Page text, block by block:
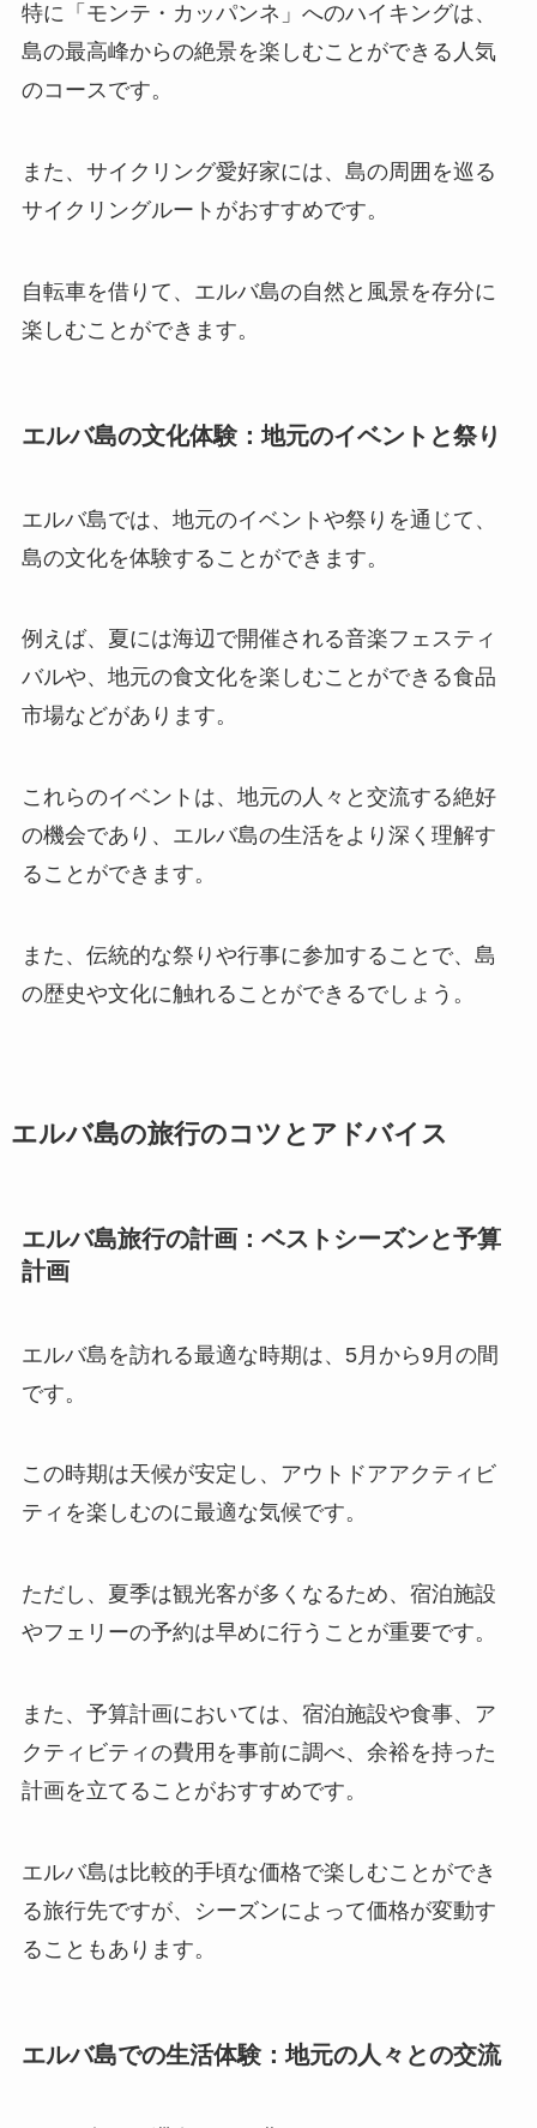
特に「モンテ・カッパンネ」へのハイキングは、
島の最高峰からの絶景を楽しむことができる人気
のコースです。
また、サイクリング愛好家には、島の周囲を巡る
サイクリングルートがおすすめです。
自転車を借りて、エルバ島の自然と風景を存分に
楽しむことができます。
エルバ島の文化体験：地元のイベントと祭り
エルバ島では、地元のイベントや祭りを通じて、
島の文化を体験することができます。
例えば、夏には海辺で開催される音楽フェスティ
バルや、地元の食文化を楽しむことができる食品
市場などがあります。
これらのイベントは、地元の人々と交流する絶好
の機会であり、エルバ島の生活をより深く理解す
ることができます。
また、伝統的な祭りや行事に参加することで、島
の歴史や文化に触れることができるでしょう。
エルバ島の旅行のコツとアドバイス
エルバ島旅行の計画：ベストシーズンと予算
計画
エルバ島を訪れる最適な時期は、5月から9月の間
です。
この時期は天候が安定し、アウトドアアクティビ
ティを楽しむのに最適な気候です。
ただし、夏季は観光客が多くなるため、宿泊施設
やフェリーの予約は早めに行うことが重要です。
また、予算計画においては、宿泊施設や食事、ア
クティビティの費用を事前に調べ、余裕を持った
計画を立てることがおすすめです。
エルバ島は比較的手頃な価格で楽しむことができ
る旅行先ですが、シーズンによって価格が変動す
ることもあります。
エルバ島での生活体験：地元の人々との交流